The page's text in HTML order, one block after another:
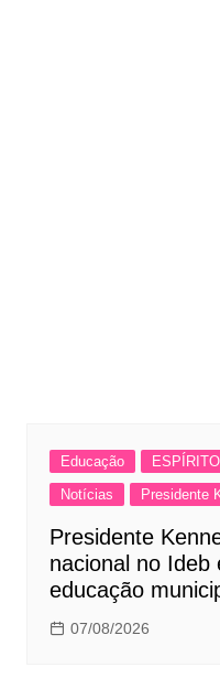
Educação
Notícias
Presidente
Presidente
nacional no Ideb
educação
07/08/2026